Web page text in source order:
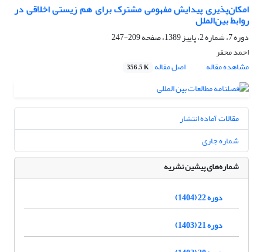
امکان‌پذیری پیدایش مفهومی مشترک برای هم زیستی اخلاقی در
روابط بین‌الملل
دوره 7، شماره 2، پاییز 1389، صفحه
209-247
احمد محقر
مشاهده مقاله
اصل مقاله 356.5 K
مقالات آماده انتشار
شماره جاری
شماره‌های پیشین نشریه
دوره 22 (1404)
دوره 21 (1403)